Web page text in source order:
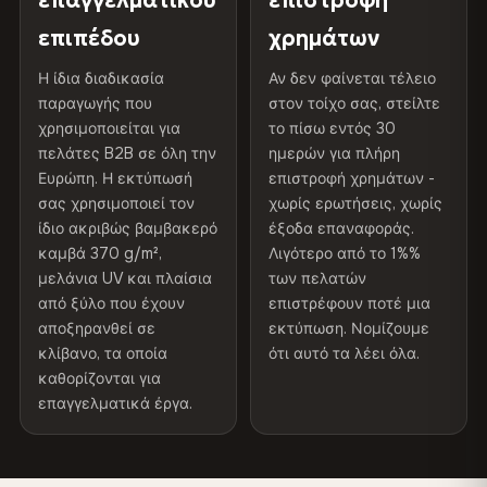
ΑΠΟΣΤΟΛΉ & ΠΡΟΣΑΡΜΟΣΜΈΝΑ ΜΕΓΈΘΗ
Αποστολή σε όλη την ΕΕ. Προσαρμοσμένα μεγέθη
διαθέσιμα κατόπιν αιτήματος.
Χρώματα που δεν ξεθωριάζουν
Μελάνια ανθεκτικά στην υπεριώδη ακτινοβολία, που
έχουν βαθμολογηθεί για μακροχρόνια διατήρηση του
χρώματος - ακόμη και στο άμεσο ηλιακό φως
Φαίνεται καλύτερο από τις φωτογραφίες
Η ανάλυση εκτύπωσης μουσειακού επιπέδου αποτυπώνει
κάθε λεπτομέρεια - οι πελάτες λένε ότι είναι ακόμα πιο
εντυπωσιακή από κοντά
Εσωτερικού/
εξωτερικού χώρου
Συνιστάται η χρήση σε
εσωτερικούς χώρους
Made In Βουλγαρία, ΕΕ
Κωδικός προϊόντος VH-CP-11510
Διαβάστε την πλήρη πολιτική αποστολής και
επιστροφών
επιπέδου
Η ίδια διαδικασία
παραγωγής που
χρησιμοποιείται για
πελάτες B2B σε όλη την
Ευρώπη. Η εκτύπωσή
σας χρησιμοποιεί τον
ίδιο ακριβώς βαμβακερό
καμβά 370 g/m²,
μελάνια UV και πλαίσια
από ξύλο που έχουν
αποξηρανθεί σε
κλίβανο, τα οποία
καθορίζονται για
επαγγελματικά έργα.
χρημάτων
Αν δεν φαίνεται τέλειο
στον τοίχο σας, στείλτε
το πίσω εντός 30
ημερών για πλήρη
επιστροφή χρημάτων -
χωρίς ερωτήσεις, χωρίς
έξοδα επαναφοράς.
Λιγότερο από το 1%%
των πελατών
επιστρέφουν ποτέ μια
εκτύπωση. Νομίζουμε
ότι αυτό τα λέει όλα.